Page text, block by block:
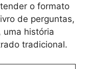
o formato
de perguntas,
uma história
tradicional.